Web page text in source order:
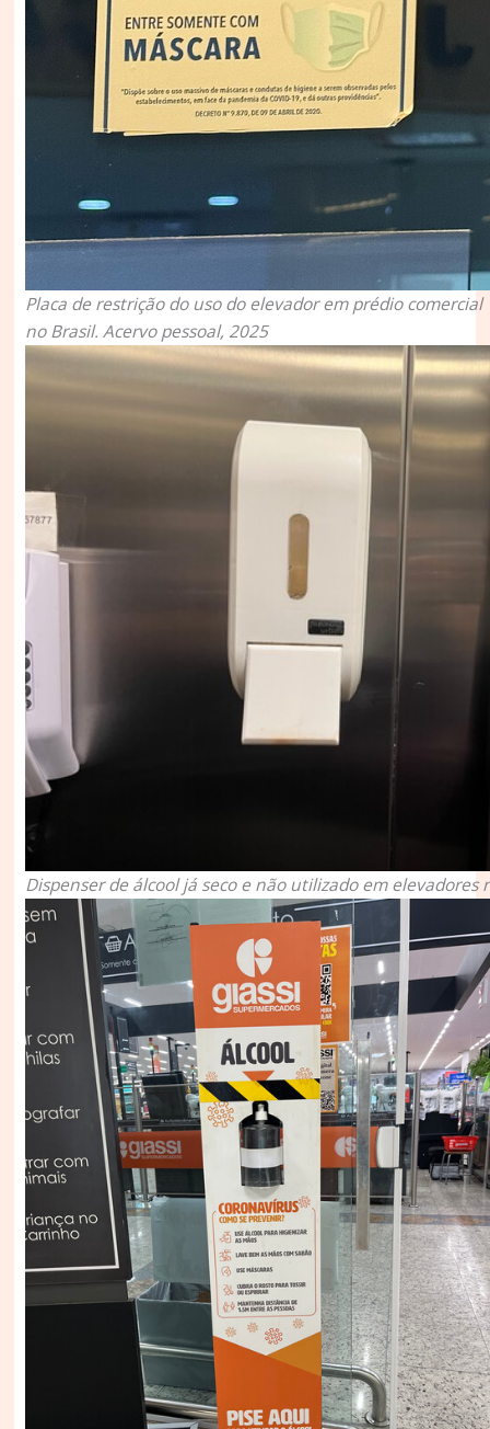
Placa de restrição do uso do elevador em prédio comercial
no Brasil. Acervo pessoal, 2025
Dispenser de álcool já seco e não utilizado em elevadores